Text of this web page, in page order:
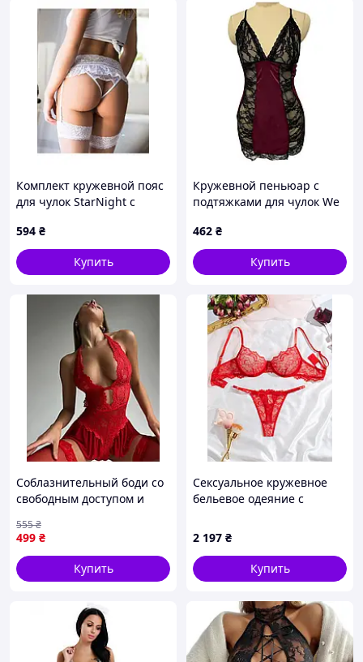
Комплект кружевной пояс
для чулок StarNight с
белый, M-L
594 ₴
Купить
Кружевной пеньюар с
подтяжками для чулок We
(M_red_DLSC924) D12-2026
462 ₴
Купить
Соблазнительный боди со
свободным доступом и
Красный
499 ₴
555₴
Купить
Сексуальное кружевное
бельевое одеяние с
2 197 ₴
Купить